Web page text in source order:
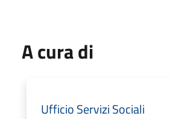
A cura di
Ufficio Servizi Sociali